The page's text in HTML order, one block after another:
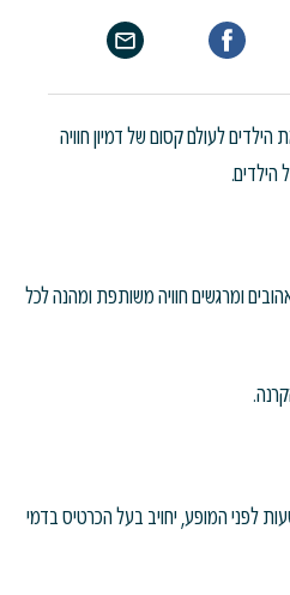
לעולם קסום של דמיון חוויה
הילדים.
ומרגשים חוויה משותפת ומהנה לכל
של ביטול כרטיס מעל 48 שעות לפני המופע, יחויב בעל הכרטיס בדמי